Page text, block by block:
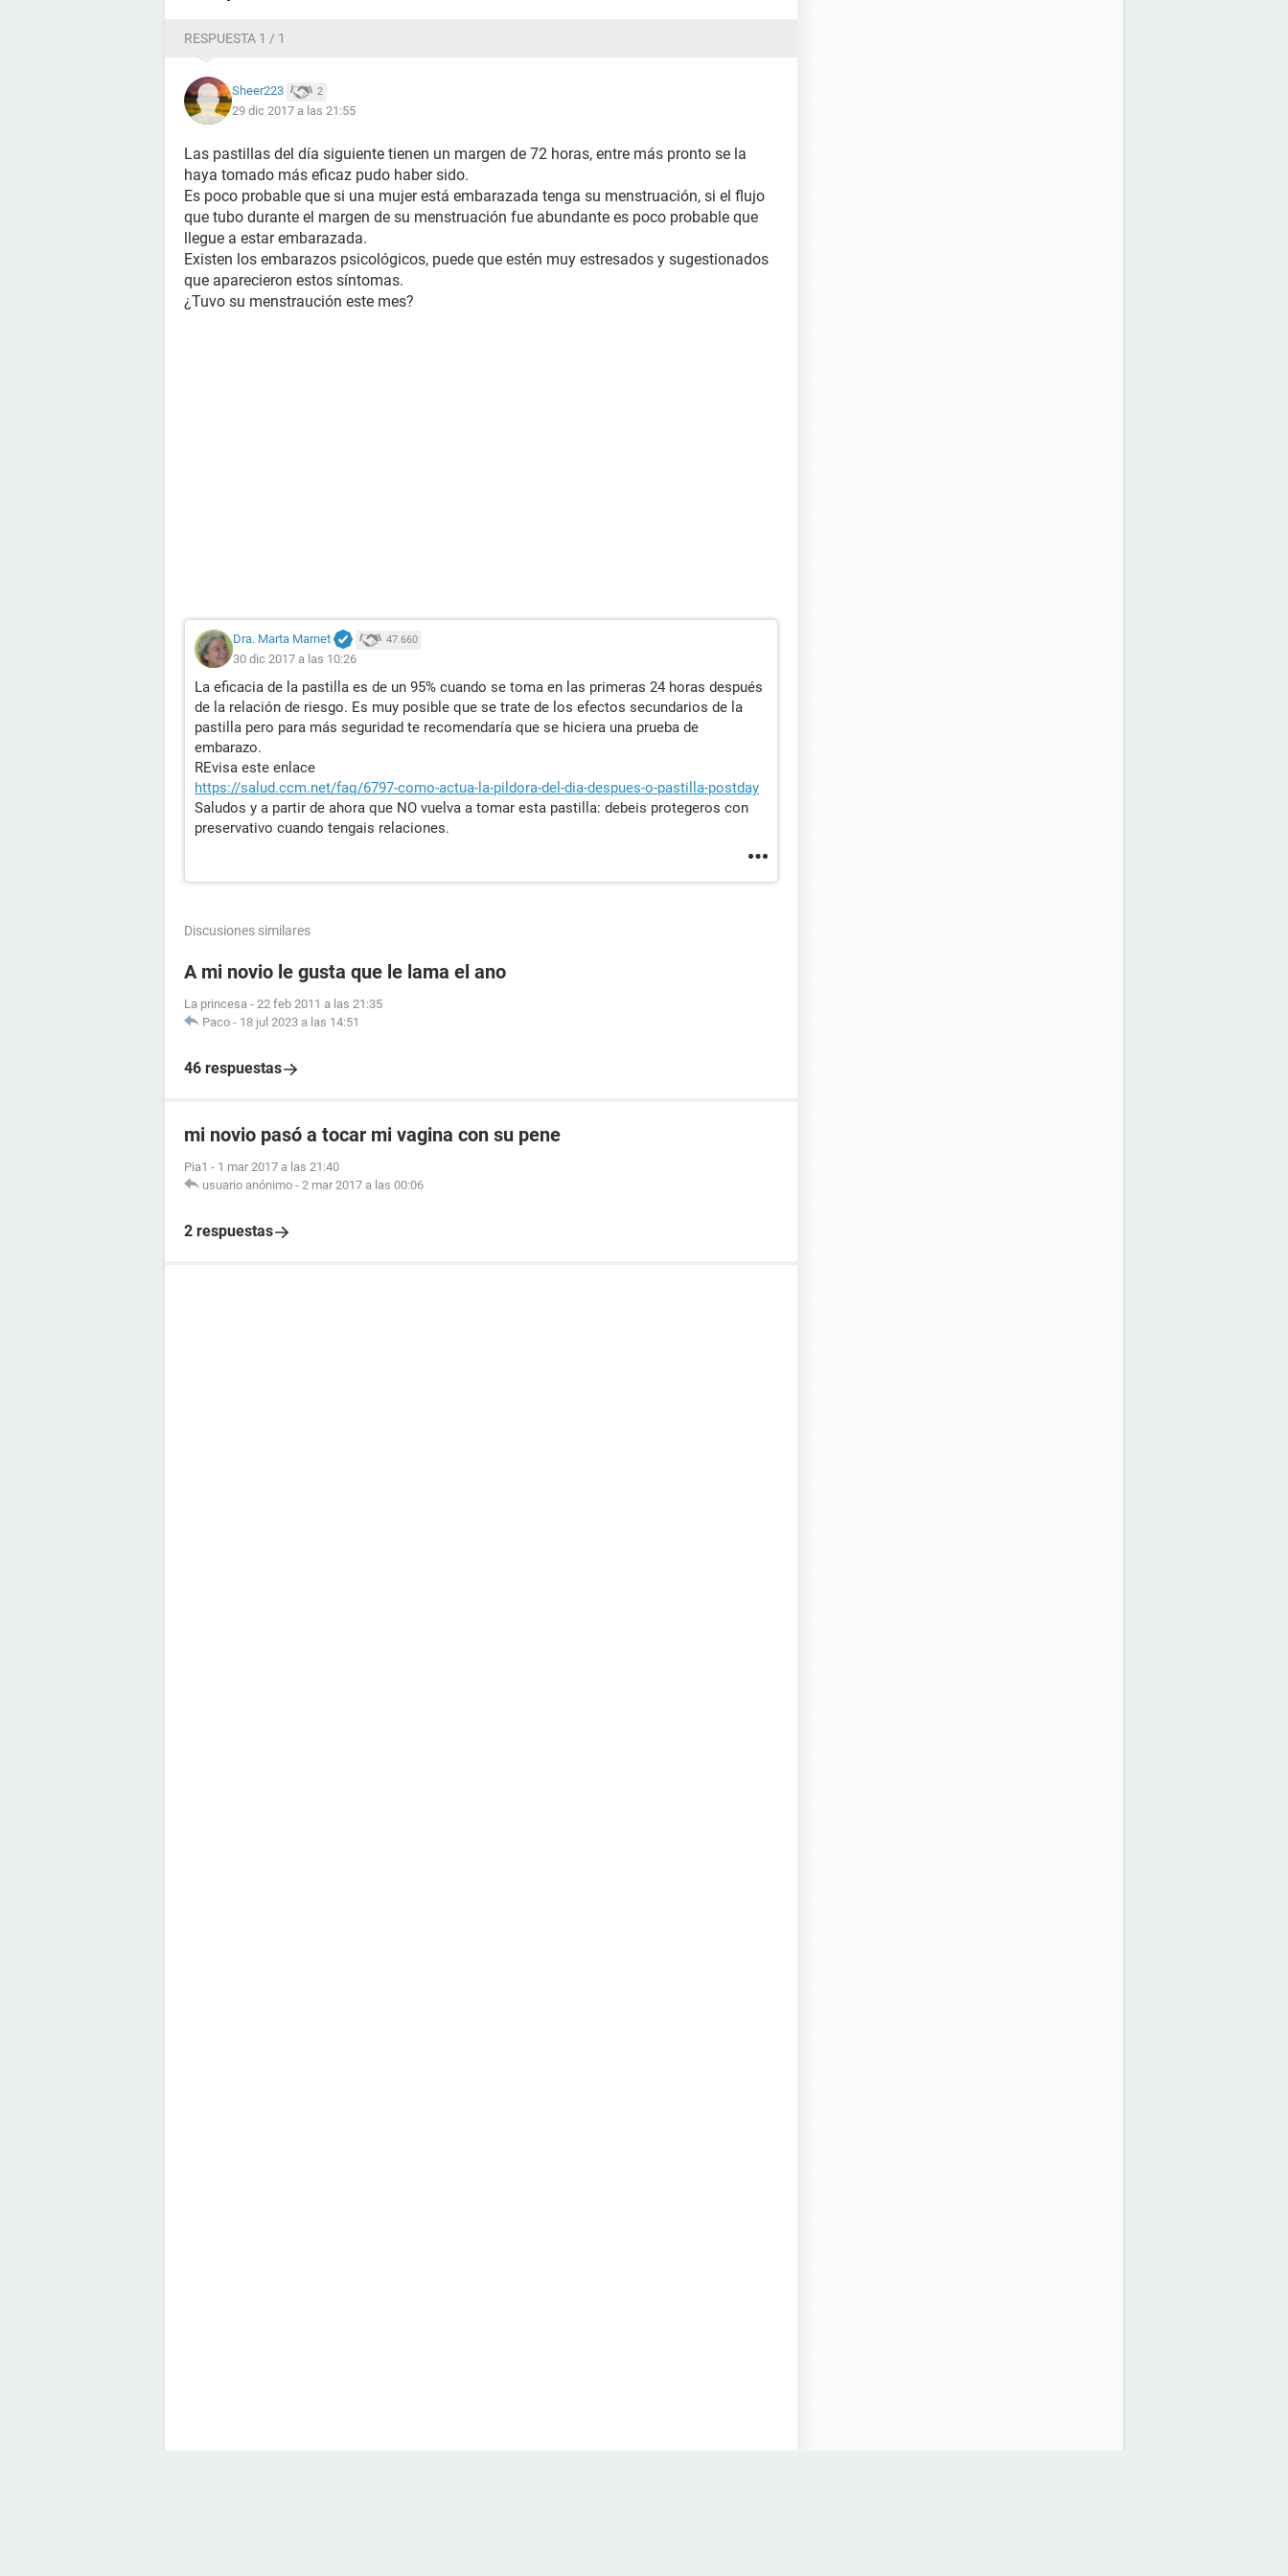
RESPUESTA 1 / 1
Sheer223 2
29 dic 2017 a las 21:55
Las pastillas del día siguiente tienen un margen de 72 horas, entre más pronto se la
haya tomado más eficaz pudo haber sido.
Es poco probable que si una mujer está embarazada tenga su menstruación, si el flujo
que tubo durante el margen de su menstruación fue abundante es poco probable que
llegue a estar embarazada.
Existen los embarazos psicológicos, puede que estén muy estresados y sugestionados
que aparecieron estos síntomas.
¿Tuvo su menstraución este mes?
Dra. Marta Marnet 47.660
30 dic 2017 a las 10:26
La eficacia de la pastilla es de un 95% cuando se toma en las primeras 24 horas después
de la relación de riesgo. Es muy posible que se trate de los efectos secundarios de la
pastilla pero para más seguridad te recomendaría que se hiciera una prueba de
embarazo.
REvisa este enlace
https://salud.ccm.net/faq/6797-como-actua-la-pildora-del-dia-despues-o-pastilla-postday
Saludos y a partir de ahora que NO vuelva a tomar esta pastilla: debeis protegeros con
preservativo cuando tengais relaciones.
Discusiones similares
A mi novio le gusta que le lama el ano
La princesa - 22 feb 2011 a las 21:35
Paco - 18 jul 2023 a las 14:51
46 respuestas
mi novio pasó a tocar mi vagina con su pene
Pia1 - 1 mar 2017 a las 21:40
usuario anónimo - 2 mar 2017 a las 00:06
2 respuestas